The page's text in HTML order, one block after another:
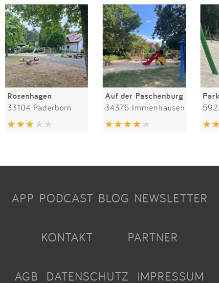
Rosenhagen
33104 Paderborn
Auf der Paschenburg
34376 Immenhausen
APP PODCAST BLOG NEWSLETTER
KONTAKT PARTNER
AGB DATENSCHUTZ IMPRESSUM